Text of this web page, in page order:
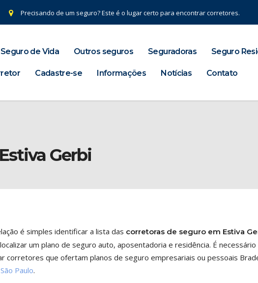
Precisando de um seguro? Este é o lugar certo para encontrar corretores.
Seguro de Vida Outros seguros Seguradoras Seguro
Cadastre-se Informações Notícias Contato
Gerbi
é simples identificar a lista das corretoras de seguro em Estiva
um plano de seguro auto, aposentadoria e residência. É
corretores que ofertam planos de seguro empresariais ou pessoais
São Paulo.